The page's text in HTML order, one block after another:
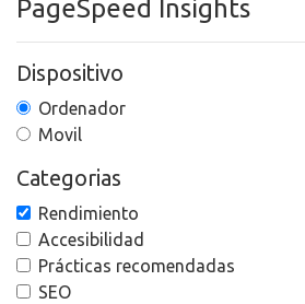
PageSpeed Insights
Dispositivo
Ordenador
Movil
Categorias
Rendimiento
Accesibilidad
Prácticas recomendadas
SEO